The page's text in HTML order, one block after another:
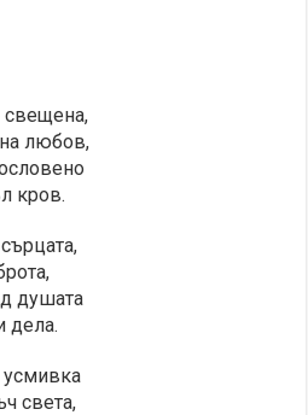
любов,
кров.
душата
дела.
света,